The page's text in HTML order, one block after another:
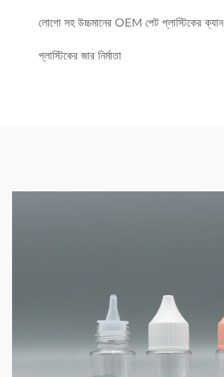
লোগো সহ উচ্চমানের OEM পেট প্লাস্টিকের ক্যান
প্লাস্টিকের জার নির্মাতা